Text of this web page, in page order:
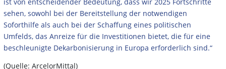
sehen, sowohl bei der Bereitstellung der notwendigen
Soforthilfe als auch bei der Schaffung eines politischen
Umfelds, das Anreize für die Investitionen bietet, die für eine
beschleunigte Dekarbonisierung in Europa erforderlich sind.“
(Quelle: ArcelorMittal)